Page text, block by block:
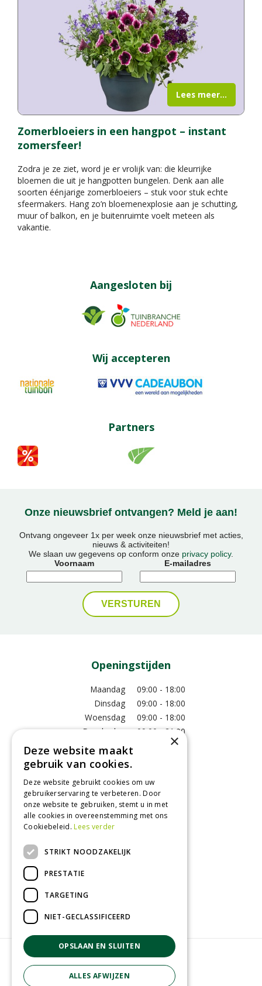
Zomerbloeiers in een hangpot – instant
zomersfeer!
Zodra je ze ziet, word je er vrolijk van: die kleurrijke
bloemen die uit je hangpotten bungelen. Denk aan alle
soorten éénjarige zomerbloeiers – stuk voor stuk echte
sfeermakers. Hang zo’n bloemenexplosie aan je schutting,
muur of balkon, en je buitenruimte voelt meteen als
vakantie.
Lees meer...
Aangesloten bij
Wij accepteren
Partners
Onze nieuwsbrief ontvangen? Meld je aan!
Ontvang ongeveer 1x per week onze nieuwsbrief met acties,
nieuws & activiteiten!
We slaan uw gegevens op conform onze privacy policy.
Voornaam
E-mailadres
Openingstijden
Maandag
09:00 - 18:00
Dinsdag
09:00 - 18:00
Woensdag
09:00 - 18:00
Donderdag
09:00 - 21:00
Vrijdag
09:00 - 18:00
Zaterdag
Toon alle openingstijden
Contact
GroenRijk Tuk
© Groenrijk Tuk
Green Solutions
×
Deze website maakt
gebruik van cookies.
Deze website gebruikt cookies om uw
gebruikerservaring te verbeteren. Door
onze website te gebruiken, stemt u in met
alle cookies in overeenstemming met ons
Cookiebeleid.Lees verder
STRIKT NOODZAKELIJK
PRESTATIE
TARGETING
NIET-GECLASSIFICEERD
OPSLAAN EN SLUITEN
ALLES AFWIJZEN